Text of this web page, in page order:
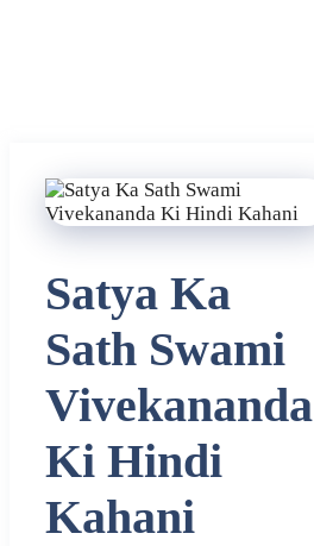
Satya Ka
Sath Swami
Vivekananda
Ki Hindi
Kahani